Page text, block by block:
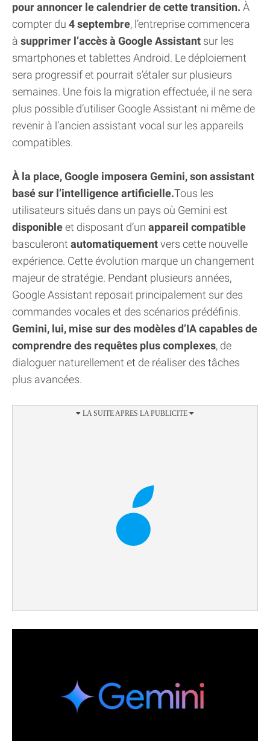
pour annoncer le calendrier de cette transition. À
compter du 4 septembre, l’entreprise commencera
à supprimer l’accès à Google Assistant sur les
smartphones et tablettes Android. Le déploiement
sera progressif et pourrait s’étaler sur plusieurs
semaines. Une fois la migration effectuée, il ne sera
plus possible d’utiliser Google Assistant ni même de
revenir à l’ancien assistant vocal sur les appareils
compatibles.
À la place, Google imposera Gemini, son assistant
basé sur l’intelligence artificielle.Tous les
utilisateurs situés dans un pays où Gemini est
disponibleet disposant d’un appareil compatible
basculeront automatiquementvers cette nouvelle
expérience. Cette évolution marque un changement
majeur de stratégie. Pendant plusieurs années,
Google Assistant reposait principalement sur des
commandes vocales et des scénarios prédéfinis.
Gemini, lui, mise sur des modèles d’IA capables de
comprendre des requêtes plus complexes, de
dialoguer naturellement et de réaliser des tâches
plus avancées.